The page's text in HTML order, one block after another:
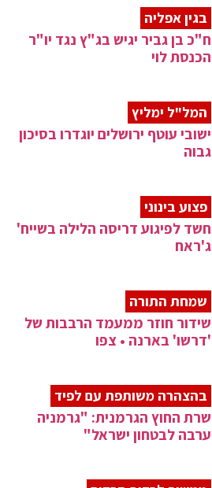
בגין אפליה
ח"כ בן גביר יגיש בג"ץ נגד יו"ר
הכנסת לוי
המל"ל ימליץ
ישובי עוטף ירושלים יוגדרו בסיכון
גבוה
פצוע בינוני
חשד לפיגוע דריסה הלילה בשייח'
ג'ראח
שמחת התורה
שידור חוזר ממעמד הרבבות של
'דרשו' בארנה • צפו
בהצהרה משותפת עם לפיד
שרת החוץ הגרמנית: "גרמניה
ערבה לבטחון ישראל"